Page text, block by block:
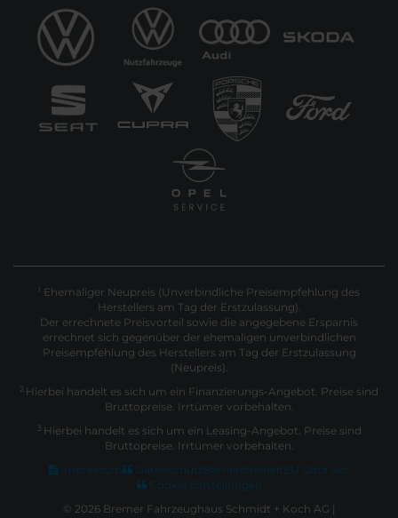
1 Ehemaliger Neupreis (Unverbindliche Preisempfehlung des
Herstellers am Tag der Erstzulassung).
Der errechnete Preisvorteil sowie die angegebene Ersparnis
errechnet sich gegenüber der ehemaligen unverbindlichen
Preisempfehlung des Herstellers am Tag der Erstzulassung
(Neupreis).
2 Hierbei handelt es sich um ein Finanzierungs-Angebot. Preise sind
Bruttopreise. Irrtümer vorbehalten.
3 Hierbei handelt es sich um ein Leasing-Angebot. Preise sind
Bruttopreise. Irrtümer vorbehalten.
Impressum
Datenschutz Barrierefreiheit EU Data Act
Cookie Einstellungen
© 2026 Bremer Fahrzeughaus Schmidt + Koch AG |